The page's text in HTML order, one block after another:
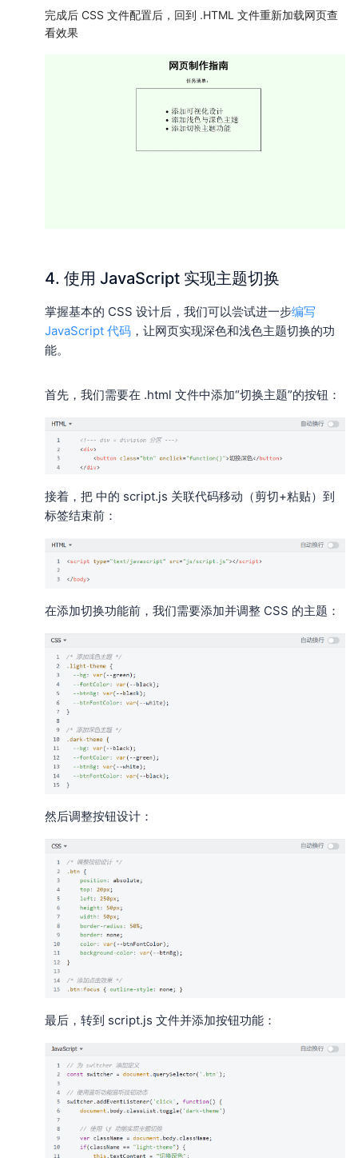
完成后 CSS 文件配置后，回到 .HTML 文件重新加载网页查
看效果
4. 使用 JavaScript 实现主题切换
掌握基本的 CSS 设计后，我们可以尝试进一步编写
JavaScript 代码 ，让网页实现深色和浅色主题切换的功
能。
首先，我们需要在 .html 文件中添加“切换主题”的按钮：
接着，把 中的 script.js 关联代码移动（剪切+粘贴）到
标签结束前：
在添加切换功能前，我们需要添加并调整 CSS 的主题：
然后调整按钮设计：
最后，转到 script.js 文件并添加按钮功能：